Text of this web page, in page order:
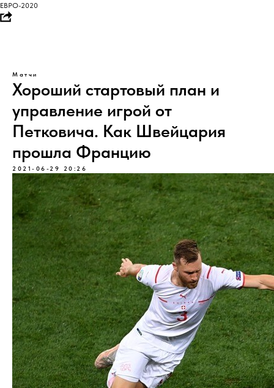
ЕВРО-2020
Матчи
Хороший стартовый план и
управление игрой от
Петковича. Как Швейцария
прошла Францию
2021-06-29 20:26